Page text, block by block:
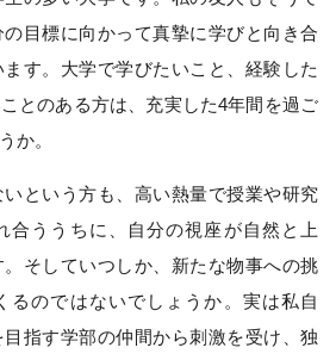
目標に向かって真摯に学びと向き合
す。大学で学びたいこと、経験した
とのある方は、充実した4年間を過ご
か。
という方も、高い熱量で授業や研究
合ううちに、自分の視座が自然と上
そしていつしか、新たな物事への挑
るのではないでしょうか。実は私自
指す学部の仲間から刺激を受け、独